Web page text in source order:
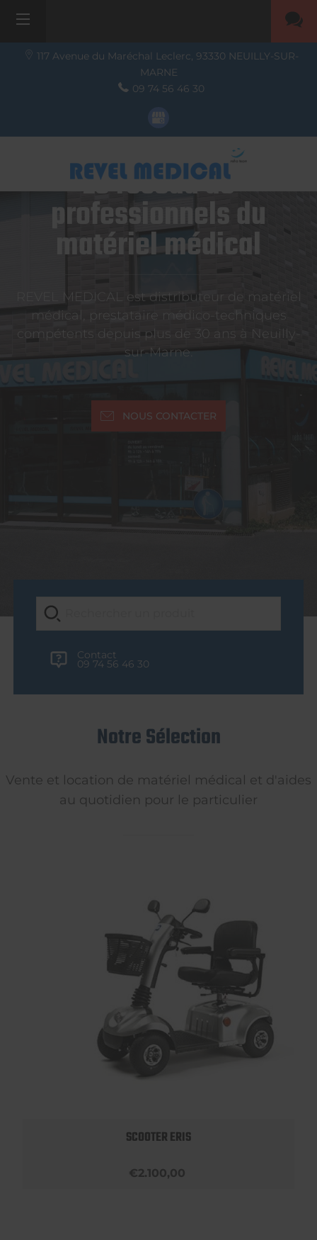
117 Avenue du Maréchal Leclerc, 93330 NEUILLY-SUR-
MARNE
09 74 56 46 30
Le réseau de
professionnels du
matériel médical
REVEL MEDICAL est distributeur de matériel
médical, prestataire médico-techniques
compétents depuis plus de 30 ans à Neuilly-
sur-Marne.
NOUS CONTACTER
Contact
09 74 56 46 30
Notre Sélection
Vente et location de matériel médical et d'aides
au quotidien pour le particulier
SCOOTER ERIS
€2.100,00